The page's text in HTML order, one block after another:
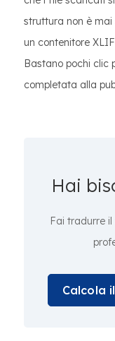
struttura non è
un contenitore
Bastano pochi clic
completata alla
Hai
Fai tradurre
Calcola